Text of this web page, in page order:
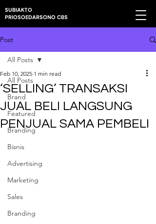
SUBIAKTO
PRIOSOEDARSONO CBS
Post
All Posts
Brand
Featured
Branding
Bisnis
Advertising
Marketing
Sales
Branding
All Posts
‘SELLING’ TRANSAKSI
JUAL BELI LANGSUNG
PENJUAL SAMA PEMBELI
Feb 10, 2025 1 min read